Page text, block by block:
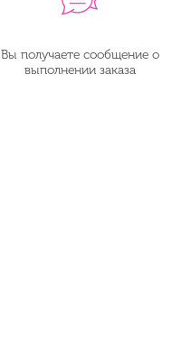
Вы получаете сообщение о
выполнении заказа